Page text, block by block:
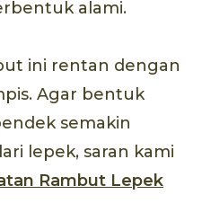
alami.
ini rentan dengan
Agar bentuk
semakin
lepek, saran kami
Rambut Lepek